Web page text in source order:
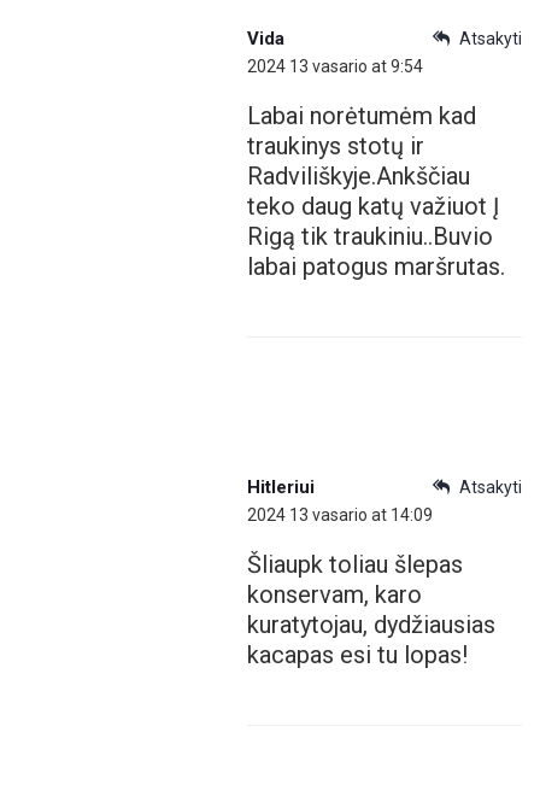
Atsakyti
Vida
2024 13 vasario at 9:54
Labai norėtumėm kad
traukinys stotų ir
Radviliškyje.Ankščiau
teko daug katų važiuot Į
Rigą tik traukiniu..Buvio
labai patogus maršrutas.
Atsakyti
Hitleriui
2024 13 vasario at 14:09
Šliaupk toliau šlepas
konservam, karo
kuratytojau, dydžiausias
kacapas esi tu lopas!